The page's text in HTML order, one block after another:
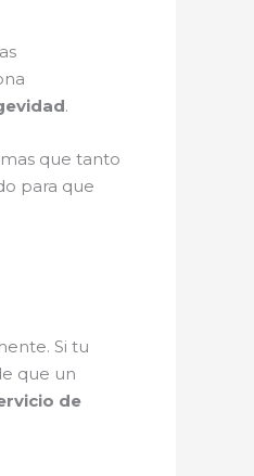
.
que tanto
para que
Si tu
que un
de